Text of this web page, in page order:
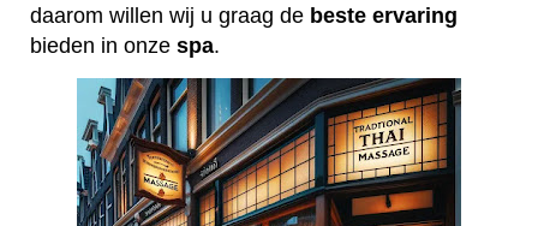
daarom willen wij u graag de beste ervaring
bieden in onze spa.